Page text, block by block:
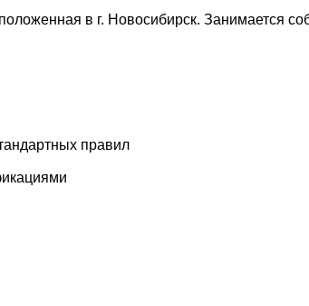
в г. Новосибирск. Занимается
правил